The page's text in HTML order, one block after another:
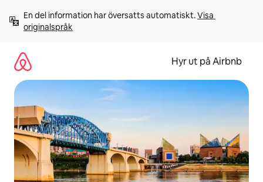
innehåll
En del information har översatts automatiskt. Visa
originalspråk
Hyr ut på Airbnb